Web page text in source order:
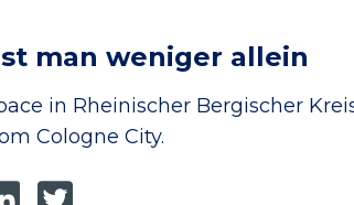
man weniger allein
in Rheinischer Bergischer
Cologne City.